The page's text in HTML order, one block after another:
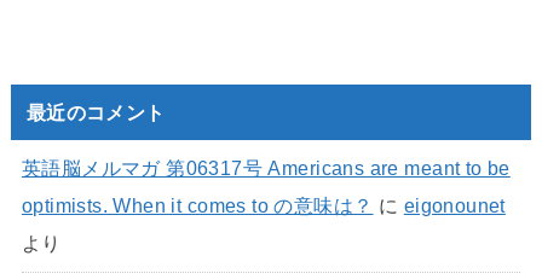
最近のコメント
英語脳メルマガ 第06317号 Americans are meant to be
optimists. When it comes to の意味は？ に eigonounet
より